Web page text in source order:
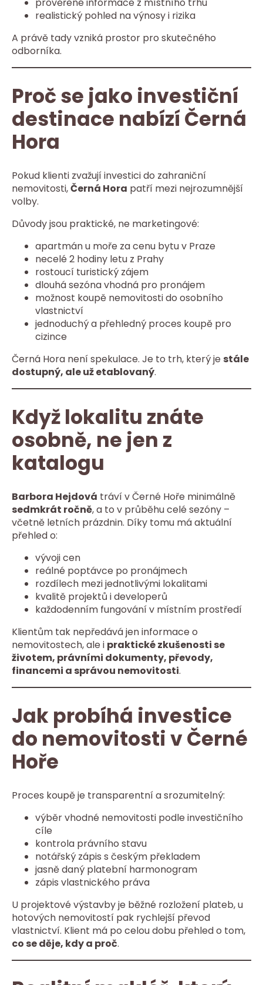
prověřené informace z místního trhu
realistický pohled na výnosy i rizika
A právě tady vzniká prostor pro skutečného
odborníka.
Proč se jako investiční
destinace nabízí Černá
Hora
Pokud klienti zvažují investici do zahraniční
nemovitosti,Černá Hora patří mezi nejrozumnější
volby.
Důvody jsou praktické, ne marketingové:
apartmán u moře za cenu bytu v Praze
necelé 2 hodiny letu z Prahy
rostoucí turistický zájem
dlouhá sezóna vhodná pro pronájem
možnost koupě nemovitosti do osobního
vlastnictví
jednoduchý a přehledný proces koupě pro
cizince
Černá Hora není spekulace. Je to trh, který je stále
dostupný, ale už etablovaný.
Když lokalitu znáte
osobně, ne jen z
katalogu
Barbora Hejdová tráví v Černé Hoře minimálně
sedmkrát ročně, a to v průběhu celé sezóny –
včetně letních prázdnin. Díky tomu má aktuální
přehled o:
vývoji cen
reálné poptávce po pronájmech
rozdílech mezi jednotlivými lokalitami
kvalitě projektů i developerů
každodenním fungování v místním prostředí
Klientům tak nepředává jen informace o
nemovitostech, ale i praktické zkušenosti se
životem, právními dokumenty, převody,
financemi a správou nemovitosti.
Jak probíhá investice
do nemovitosti v Černé
Hoře
Proces koupě je transparentní a srozumitelný:
výběr vhodné nemovitosti podle investičního
cíle
kontrola právního stavu
notářský zápis s českým překladem
jasně daný platební harmonogram
zápis vlastnického práva
U projektové výstavby je běžné rozložení plateb, u
hotových nemovitostí pak rychlejší převod
vlastnictví. Klient má po celou dobu přehled o tom,
co se děje, kdy a proč.